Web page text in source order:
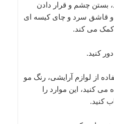
بستن چشم و قرار دادن
قاشق سرد و چای کیسه ای
می کند.
کنید.
از لوازم آرایشی، رنگ مو
کنید، این موارد را
کنید.